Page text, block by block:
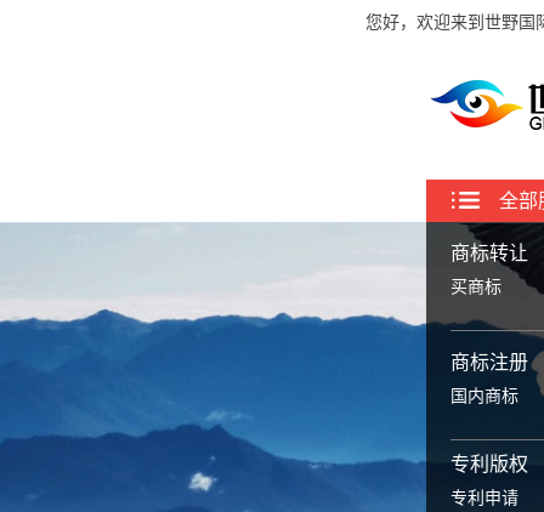
您好，欢迎来到世野国
全部
商标转让
买商标
商标注册
国内商标
专利版权
专利申请